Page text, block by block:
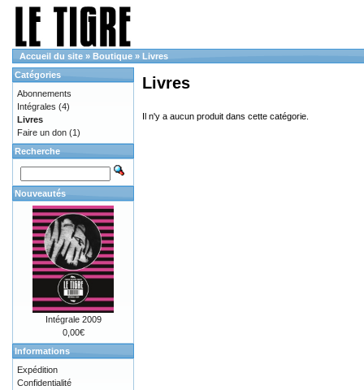
Accueil du site » Boutique » Livres
Livres
Il n'y a aucun produit dans cette catégorie.
Catégories
Abonnements
Intégrales (4)
Livres
Faire un don (1)
Recherche
Nouveautés
Intégrale 2009
0,00€
Informations
Expédition
Confidentialité